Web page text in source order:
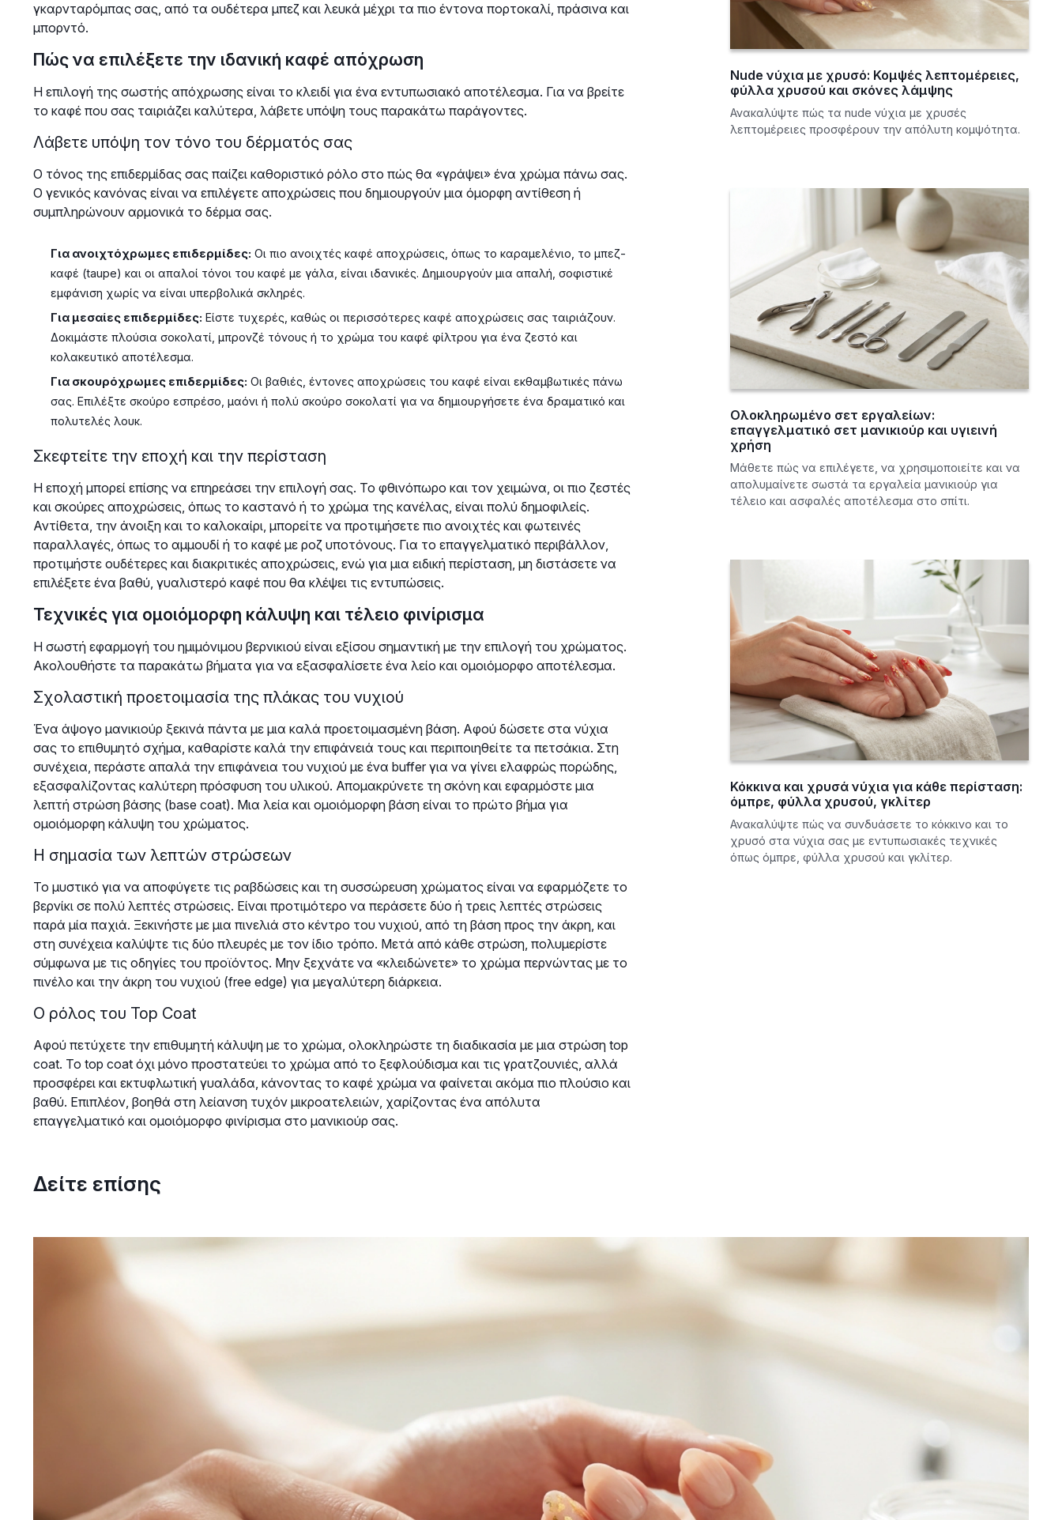
γκαρνταρόμπας σας, από τα ουδέτερα μπεζ και λευκά μέχρι τα πιο έντονα πορτοκαλί, πράσινα και
μπορντό.
Πώς να επιλέξετε την ιδανική καφέ απόχρωση
Η επιλογή της σωστής απόχρωσης είναι το κλειδί για ένα εντυπωσιακό αποτέλεσμα. Για να βρείτε
το καφέ που σας ταιριάζει καλύτερα, λάβετε υπόψη τους παρακάτω παράγοντες.
Λάβετε υπόψη τον τόνο του δέρματός σας
Ο τόνος της επιδερμίδας σας παίζει καθοριστικό ρόλο στο πώς θα «γράψει» ένα χρώμα πάνω σας.
Ο γενικός κανόνας είναι να επιλέγετε αποχρώσεις που δημιουργούν μια όμορφη αντίθεση ή
συμπληρώνουν αρμονικά το δέρμα σας.
Για ανοιχτόχρωμες επιδερμίδες: Οι πιο ανοιχτές καφέ αποχρώσεις, όπως το καραμελένιο, το μπεζ-
καφέ (taupe) και οι απαλοί τόνοι του καφέ με γάλα, είναι ιδανικές. Δημιουργούν μια απαλή, σοφιστικέ
εμφάνιση χωρίς να είναι υπερβολικά σκληρές.
Για μεσαίες επιδερμίδες: Είστε τυχερές, καθώς οι περισσότερες καφέ αποχρώσεις σας ταιριάζουν.
Δοκιμάστε πλούσια σοκολατί, μπρονζέ τόνους ή το χρώμα του καφέ φίλτρου για ένα ζεστό και
κολακευτικό αποτέλεσμα.
Για σκουρόχρωμες επιδερμίδες: Οι βαθιές, έντονες αποχρώσεις του καφέ είναι εκθαμβωτικές πάνω
σας. Επιλέξτε σκούρο εσπρέσο, μαόνι ή πολύ σκούρο σοκολατί για να δημιουργήσετε ένα δραματικό και
πολυτελές λουκ.
Σκεφτείτε την εποχή και την περίσταση
Η εποχή μπορεί επίσης να επηρεάσει την επιλογή σας. Το φθινόπωρο και τον χειμώνα, οι πιο ζεστές
και σκούρες αποχρώσεις, όπως το καστανό ή το χρώμα της κανέλας, είναι πολύ δημοφιλείς.
Αντίθετα, την άνοιξη και το καλοκαίρι, μπορείτε να προτιμήσετε πιο ανοιχτές και φωτεινές
παραλλαγές, όπως το αμμουδί ή το καφέ με ροζ υποτόνους. Για το επαγγελματικό περιβάλλον,
προτιμήστε ουδέτερες και διακριτικές αποχρώσεις, ενώ για μια ειδική περίσταση, μη διστάσετε να
επιλέξετε ένα βαθύ, γυαλιστερό καφέ που θα κλέψει τις εντυπώσεις.
Τεχνικές για ομοιόμορφη κάλυψη και τέλειο φινίρισμα
Η σωστή εφαρμογή του ημιμόνιμου βερνικιού είναι εξίσου σημαντική με την επιλογή του χρώματος.
Ακολουθήστε τα παρακάτω βήματα για να εξασφαλίσετε ένα λείο και ομοιόμορφο αποτέλεσμα.
Σχολαστική προετοιμασία της πλάκας του νυχιού
Ένα άψογο μανικιούρ ξεκινά πάντα με μια καλά προετοιμασμένη βάση. Αφού δώσετε στα νύχια
σας το επιθυμητό σχήμα, καθαρίστε καλά την επιφάνειά τους και περιποιηθείτε τα πετσάκια. Στη
συνέχεια, περάστε απαλά την επιφάνεια του νυχιού με ένα buffer για να γίνει ελαφρώς πορώδης,
εξασφαλίζοντας καλύτερη πρόσφυση του υλικού. Απομακρύνετε τη σκόνη και εφαρμόστε μια
λεπτή στρώση βάσης (base coat). Μια λεία και ομοιόμορφη βάση είναι το πρώτο βήμα για
ομοιόμορφη κάλυψη του χρώματος.
Η σημασία των λεπτών στρώσεων
Το μυστικό για να αποφύγετε τις ραβδώσεις και τη συσσώρευση χρώματος είναι να εφαρμόζετε το
βερνίκι σε πολύ λεπτές στρώσεις. Είναι προτιμότερο να περάσετε δύο ή τρεις λεπτές στρώσεις
παρά μία παχιά. Ξεκινήστε με μια πινελιά στο κέντρο του νυχιού, από τη βάση προς την άκρη, και
στη συνέχεια καλύψτε τις δύο πλευρές με τον ίδιο τρόπο. Μετά από κάθε στρώση, πολυμερίστε
σύμφωνα με τις οδηγίες του προϊόντος. Μην ξεχνάτε να «κλειδώνετε» το χρώμα περνώντας με το
πινέλο και την άκρη του νυχιού (free edge) για μεγαλύτερη διάρκεια.
Ο ρόλος του Top Coat
Αφού πετύχετε την επιθυμητή κάλυψη με το χρώμα, ολοκληρώστε τη διαδικασία με μια στρώση top
coat. Το top coat όχι μόνο προστατεύει το χρώμα από το ξεφλούδισμα και τις γρατζουνιές, αλλά
προσφέρει και εκτυφλωτική γυαλάδα, κάνοντας το καφέ χρώμα να φαίνεται ακόμα πιο πλούσιο και
βαθύ. Επιπλέον, βοηθά στη λείανση τυχόν μικροατελειών, χαρίζοντας ένα απόλυτα
επαγγελματικό και ομοιόμορφο φινίρισμα στο μανικιούρ σας.
Nude νύχια με χρυσό: Κομψές λεπτομέρειες,
φύλλα χρυσού και σκόνες λάμψης
Ανακαλύψτε πώς τα nude νύχια με χρυσές
λεπτομέρειες προσφέρουν την απόλυτη κομψότητα.
Ολοκληρωμένο σετ εργαλείων:
επαγγελματικό σετ μανικιούρ και υγιεινή
χρήση
Μάθετε πώς να επιλέγετε, να χρησιμοποιείτε και να
απολυμαίνετε σωστά τα εργαλεία μανικιούρ για
τέλειο και ασφαλές αποτέλεσμα στο σπίτι.
Κόκκινα και χρυσά νύχια για κάθε περίσταση:
όμπρε, φύλλα χρυσού, γκλίτερ
Ανακαλύψτε πώς να συνδυάσετε το κόκκινο και το
χρυσό στα νύχια σας με εντυπωσιακές τεχνικές
όπως όμπρε, φύλλα χρυσού και γκλίτερ.
Δείτε επίσης